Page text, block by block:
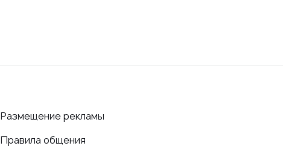
Размещение рекламы
Правила общения